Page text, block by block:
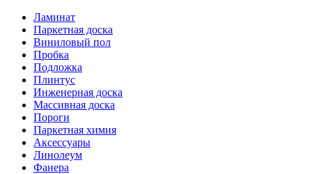
Ламинат
Паркетная доска
Виниловый пол
Пробка
Подложка
Плинтус
Инженерная доска
Массивная доска
Пороги
Паркетная химия
Аксессуары
Линолеум
Фанера